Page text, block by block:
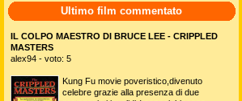
Ultimo film commentato
IL COLPO MAESTRO DI BRUCE LEE - CRIPPLED
MASTERS
alex94 - voto: 5
Kung Fu movie poveristico,divenuto
celebre grazie alla presenza di due